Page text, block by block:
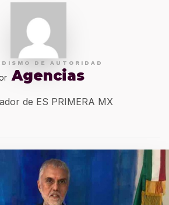
DE AUTORIDAD
Agencias
de ES PRIMERA MX